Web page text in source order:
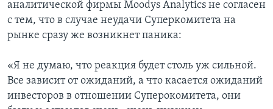
аналитической фирмы Moodys Analytics не согласен
с тем, что в случае неудачи Суперкомитета на
рынке сразу же возникнет паника:
«Я не думаю, что реакция будет столь уж сильной.
Все зависит от ожиданий, а что касается ожиданий
инвесторов в отношении Суперокомитета, они